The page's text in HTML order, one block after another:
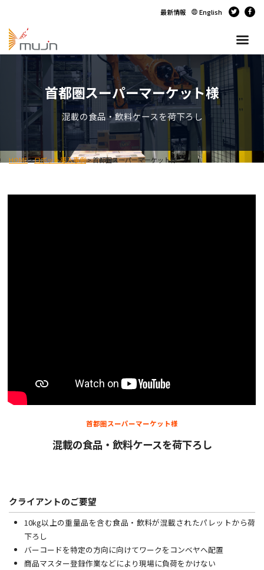
最新情報 English
首都圏スーパーマーケット様
混載の食品・飲料ケースを荷下ろし
HOME>ロボット導入事例>首都圏スーパーマーケット様
首都圏スーパーマーケット様
混載の食品・飲料ケースを荷下ろし
クライアントのご要望
10kg以上の重量品を含む食品・飲料が混載されたパレットから荷
下ろし
バーコードを特定の方向に向けてワークをコンベヤへ配置
商品マスター登録作業などにより現場に負荷をかけない